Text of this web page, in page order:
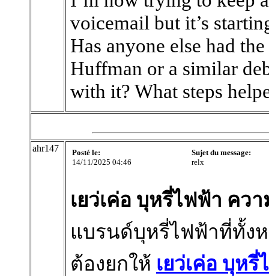
voicemail but it’s
Has anyone else had
Huffman or a similar
with it? What steps
ahr147
Posté le:
14/11/2025 04:46
Sujet du message:
relx
เยว่เค่อ บุหรี่ไฟฟ้า คว
แบรนด์บุหรี่ไฟฟ้าที่ทั้ง
ต้องยกให้ เยว่เค่อ บุหรี่